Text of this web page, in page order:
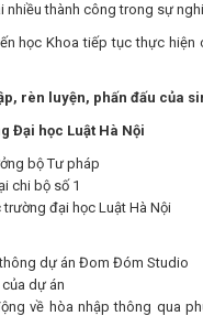
nhiều thành công trong sự
học Khoa tiếp tục thực
rèn luyện, phấn đấu của
Đại học Luật Hà Nội
bộ Tư pháp
chi bộ số 1
đại học Luật Hà Nội
dự án Đom Đóm Studio
dự án
về hòa nhập thông qua